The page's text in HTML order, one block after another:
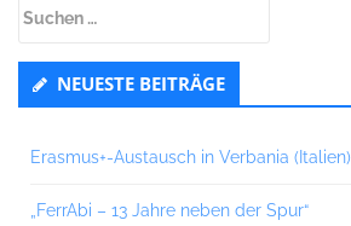
NEUESTE BEITRÄGE
Erasmus+-Austausch in Verbania (Italien)
„FerrAbi – 13 Jahre neben der Spur“